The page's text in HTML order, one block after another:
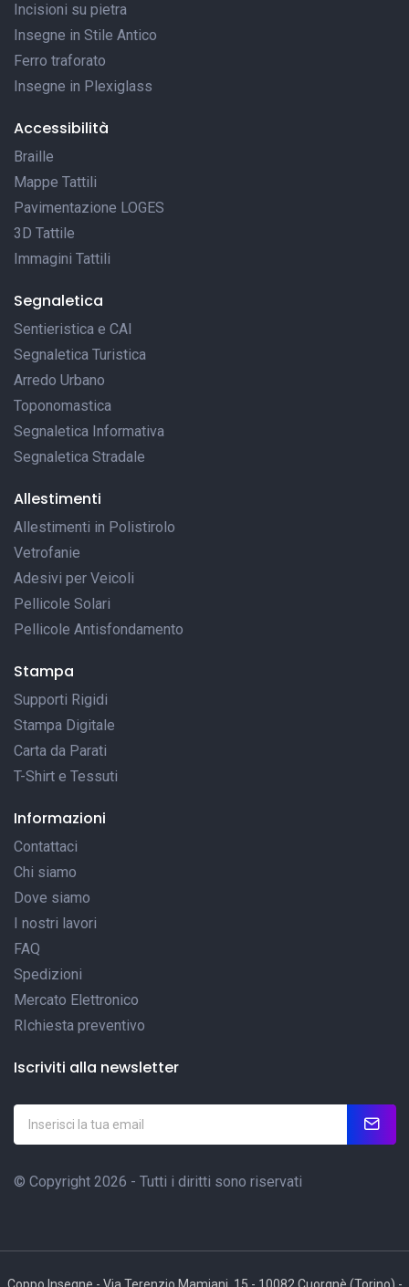
Incisioni su pietra
Insegne in Stile Antico
Ferro traforato
Insegne in Plexiglass
Accessibilità
Braille
Mappe Tattili
Pavimentazione LOGES
3D Tattile
Immagini Tattili
Segnaletica
Sentieristica e CAI
Segnaletica Turistica
Arredo Urbano
Toponomastica
Segnaletica Informativa
Segnaletica Stradale
Allestimenti
Allestimenti in Polistirolo
Vetrofanie
Adesivi per Veicoli
Pellicole Solari
Pellicole Antisfondamento
Stampa
Supporti Rigidi
Stampa Digitale
Carta da Parati
T-Shirt e Tessuti
Informazioni
Contattaci
Chi siamo
Dove siamo
I nostri lavori
FAQ
Spedizioni
Mercato Elettronico
RIchiesta preventivo
Iscriviti alla newsletter
© Copyright 2026 - Tutti i diritti sono riservati